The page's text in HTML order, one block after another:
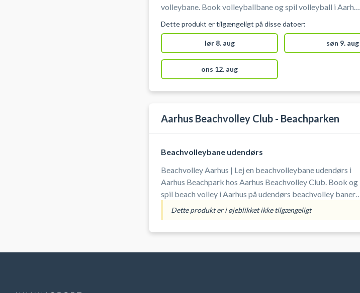
volleybane. Book volleyballbane og spil volleyball i Aarhus
til floorball. Tiderne er 60 min. ad gangen. Medbring egen
hallen ved booking af volleyballbane i Aarhus hos
Vestereng Idrætszone.
Dette produkt er tilgængeligt på disse datoer:
lør 8. aug søn 9. aug
ons 12. aug
Aarhus Beachvolley Club - Beachparken
Beachvolleybane udendørs
Beachvolley Aarhus | Lej en beachvolleybane udendørs i
Aarhus Beachpark hos Aarhus Beachvolley Club. Book og
spil beach volley i Aarhus på udendørs beachvolley baner.
Adressen til Beachparken er Vesterengvej 35, 8200 Aarhu
N. Beachparken ligger ligger midt i Vestereng Skov
mellem Skøjtehallen, Ringvejen og Skejby Sygehus.
Dette produkt er i øjeblikket ikke tilgængeligt